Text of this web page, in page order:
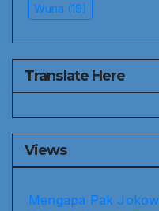
Wuna (19)
Translate Here
Views
Mengapa Pak